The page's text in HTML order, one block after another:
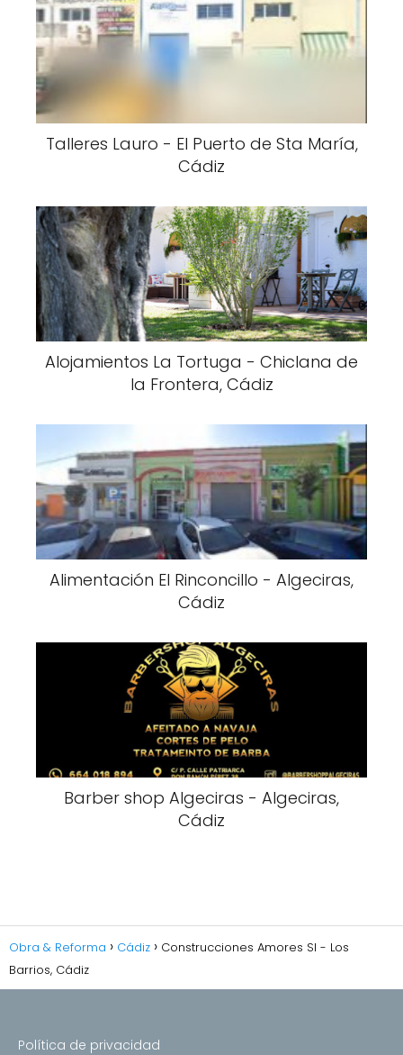
Talleres Lauro - El Puerto de Sta María,
Cádiz
Alojamientos La Tortuga - Chiclana de
la Frontera, Cádiz
Alimentación El Rinconcillo - Algeciras,
Cádiz
Barber shop Algeciras - Algeciras,
Cádiz
Obra & Reforma Cádiz
Construcciones Amores Sl - Los
Barrios, Cádiz
Política de privacidad